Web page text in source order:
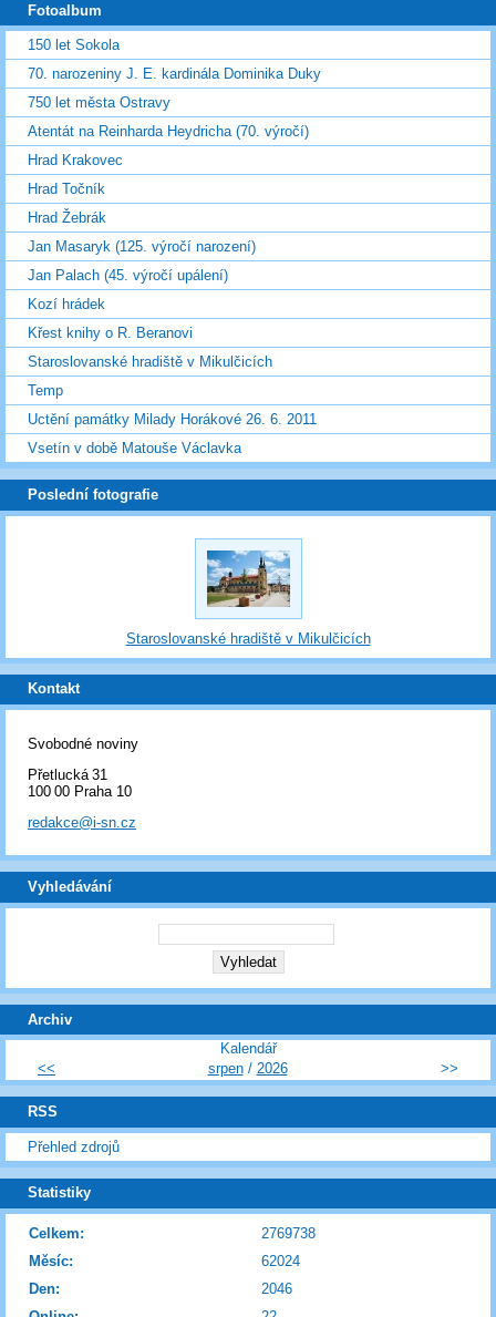
Fotoalbum
150 let Sokola
70. narozeniny J. E. kardinála Dominika Duky
750 let města Ostravy
Atentát na Reinharda Heydricha (70. výročí)
Hrad Krakovec
Hrad Točník
Hrad Žebrák
Jan Masaryk (125. výročí narození)
Jan Palach (45. výročí upálení)
Kozí hrádek
Křest knihy o R. Beranovi
Staroslovanské hradiště v Mikulčicích
Temp
Uctění památky Milady Horákové 26. 6. 2011
Vsetín v době Matouše Václavka
Poslední fotografie
Staroslovanské hradiště v Mikulčicích
Kontakt
Svobodné noviny
Přetlucká 31
100 00 Praha 10
redakce@i-sn.cz
Vyhledávání
Archiv
Kalendář
<<
srpen/ 2026 >>
RSS
Přehled zdrojů
Statistiky
Celkem:
2769738
Měsíc:
62024
Den:
2046